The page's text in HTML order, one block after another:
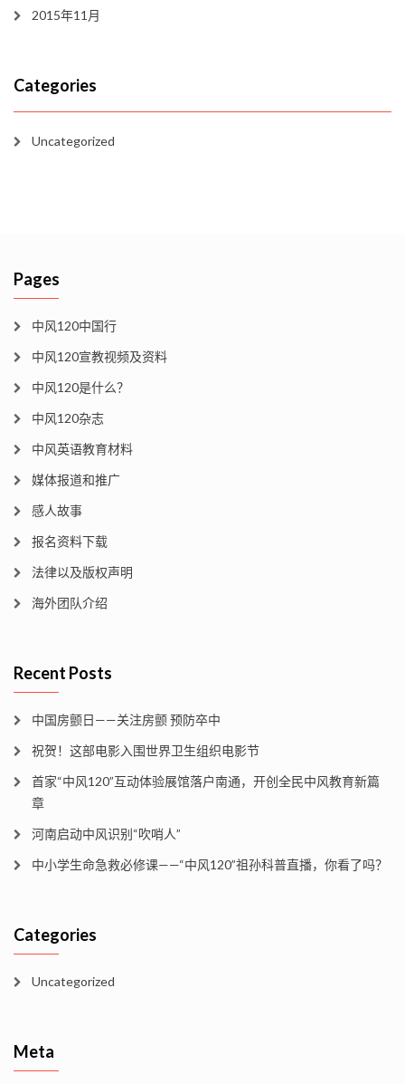
2015年11月
Categories
Uncategorized
Pages
中风120中国行
中风120宣教视频及资料
中风120是什么？
中风120杂志
中风英语教育材料
媒体报道和推广
感人故事
报名资料下载
法律以及版权声明
海外团队介绍
Recent Posts
中国房颤日——关注房颤 预防卒中
祝贺！这部电影入围世界卫生组织电影节
首家“中风120”互动体验展馆落户南通，开创全民中风教育新篇
章
河南启动中风识别“吹哨人”
中小学生命急救必修课——“中风120”祖孙科普直播，你看了吗？
Categories
Uncategorized
Meta